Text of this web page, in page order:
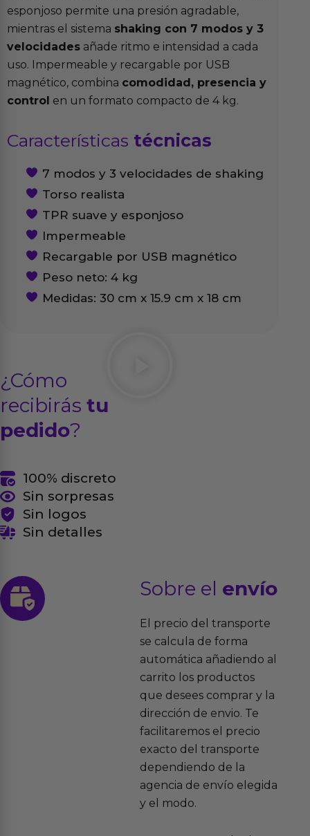
esponjoso permite una presión agradable,
mientras el sistema shaking con 7 modos y 3
velocidades añade ritmo e intensidad a cada
uso. Impermeable y recargable por USB
magnético, combina comodidad, presencia y
control en un formato compacto de 4 kg.
Características técnicas
7 modos y 3 velocidades de shaking
Torso realista
TPR suave y esponjoso
Impermeable
Recargable por USB magnético
Peso neto: 4 kg
Medidas: 30 cm x 15.9 cm x 18 cm
¿Cómo
recibirás tu
pedido?
100% discreto
Sin sorpresas
Sin logos
Sin detalles
Sobre el envío
El precio del transporte
se calcula de forma
automática añadiendo al
carrito los productos
que desees comprar y la
dirección de envio. Te
facilitaremos el precio
exacto del transporte
dependiendo de la
agencia de envío elegida
y el modo.